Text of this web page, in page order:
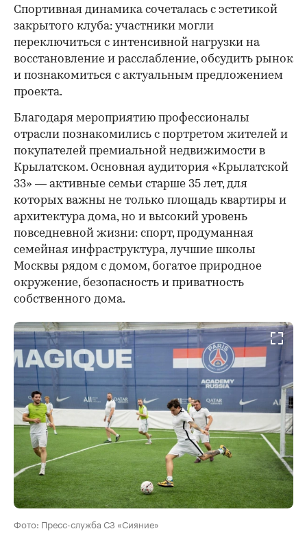
Спортивная динамика сочеталась с эстетикой
закрытого клуба: участники могли
переключиться с интенсивной нагрузки на
восстановление и расслабление, обсудить рынок
и познакомиться с актуальным предложением
проекта.
Благодаря мероприятию профессионалы
отрасли познакомились с портретом жителей и
покупателей премиальной недвижимости в
Крылатском. Основная аудитория «Крылатской
33» — активные семьи старше 35 лет, для
которых важны не только площадь квартиры и
архитектура дома, но и высокий уровень
повседневной жизни: спорт, продуманная
семейная инфраструктура, лучшие школы
Москвы рядом с домом, богатое природное
окружение, безопасность и приватность
собственного дома.
Фото: Пресс-служба СЗ «Сияние»